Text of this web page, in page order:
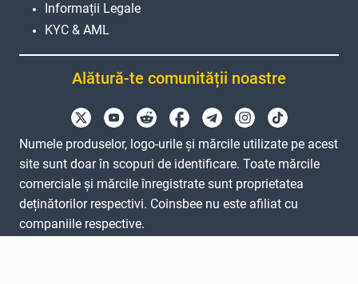
Informații Legale
KYC & AML
Alătură-te comunității noastre
Numele produselor, logo-urile și mărcile utilizate pe acest
site sunt doar în scopuri de identificare. Toate mărcile
comerciale și mărcile înregistrate sunt proprietatea
deținătorilor respectivi. Coinsbee nu este afiliat cu
companiile respective.